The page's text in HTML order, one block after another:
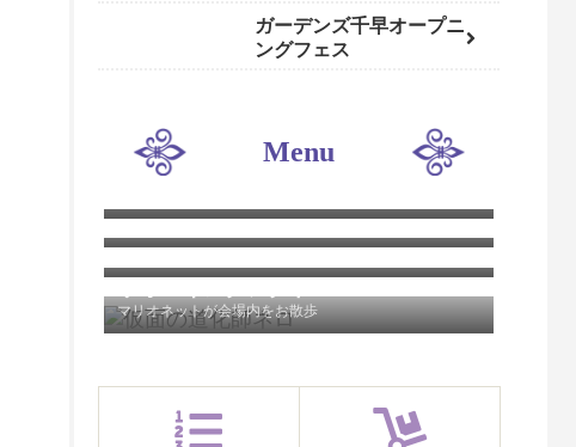
ガーデンズ千早オープニ
ングフェス
Menu
パフォーマンス
ステージエリアとステージエリアと客席スペースを確保
マリオネットが会場内をお散歩